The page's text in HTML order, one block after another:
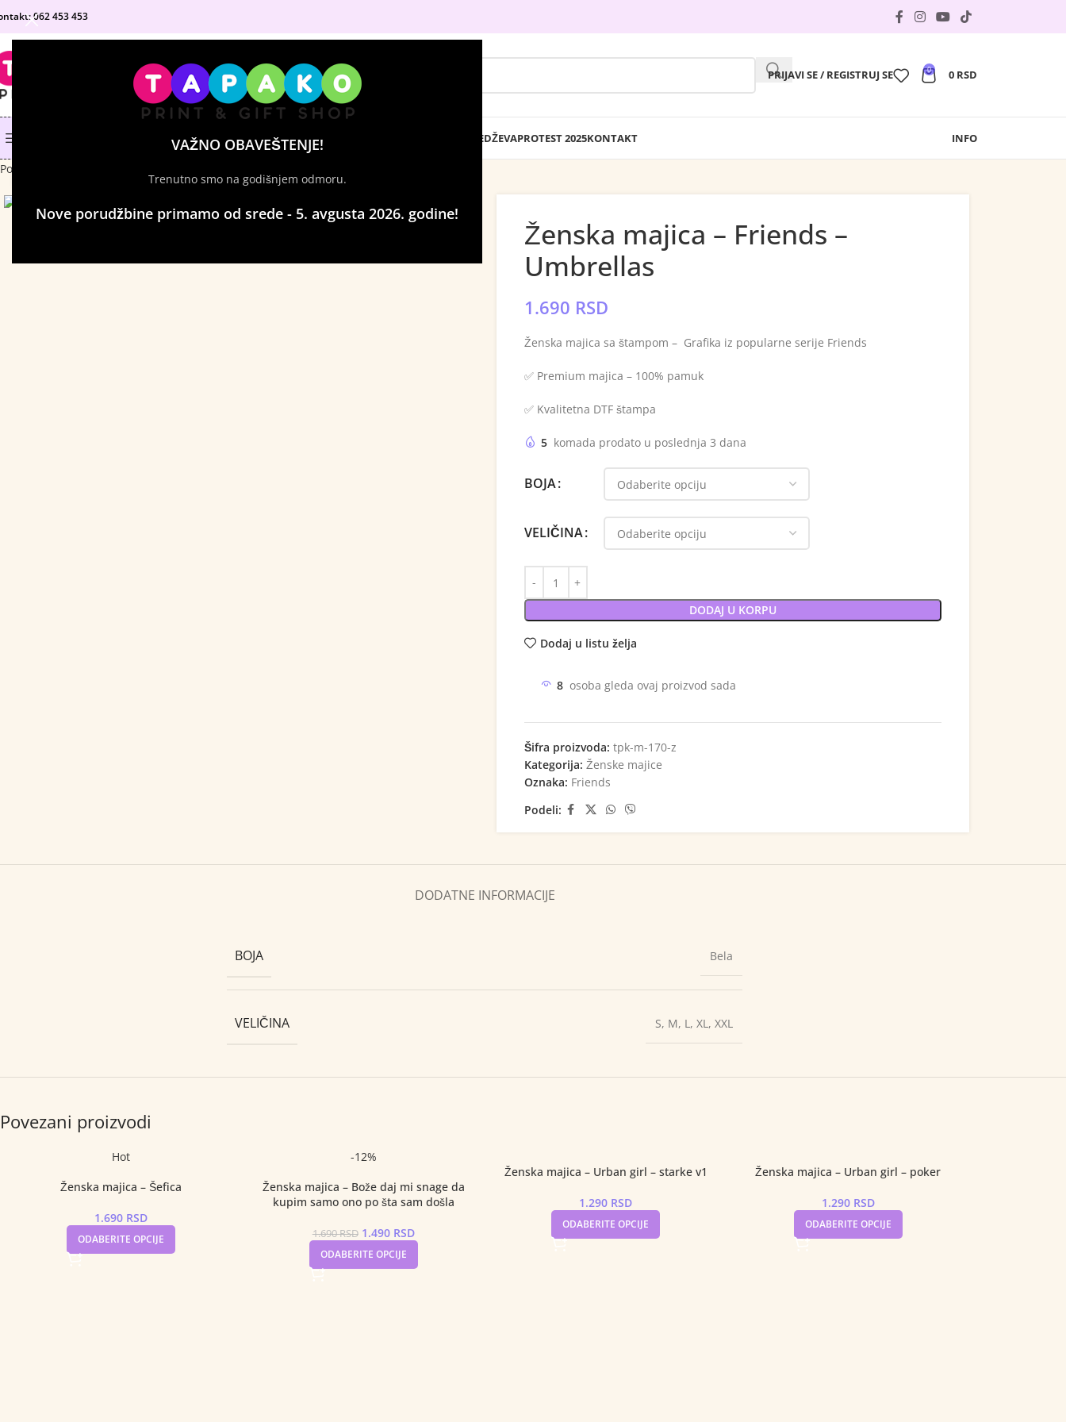
VAŽNO OBAVEŠTENJE!
Trenutno smo na godišnjem odmoru.
Nove porudžbine primamo od srede - 5. avgusta 2026. godine!
062 453 453
IZABERI KATEGORIJU
PRIJAVI SE / REGISTRUJ SE 0 0 RSD
SHOPMATURANTSKE MAJICE IZRADA BEDŽEVAPROTEST 2025KONTAKT INFO
Početna
Ženska majica – Friends –
Umbrellas
1.690 RSD
Ženska majica sa štampom – Grafika iz popularne serije Friends
✅ Premium majica – 100% pamuk
✅ Kvalitetna DTF štampa
5 komada prodato u poslednja 3 dana
BOJA
VELIČINA
DODAJ U KORPU
Dodaj u listu želja
8 osoba gleda ovaj proizvod sada
Šifra proizvoda: tpk-m-170-z
Kategorija: Ženske majice
Oznaka: Friends
Podeli:
DODATNE INFORMACIJE
BOJA Bela
VELIČINA S, M, L, XL, XXL
Povezani proizvodi
Hot
Ženska majica – Šefica
1.690 RSD
ODABERITE OPCIJE
-12%
Ženska majica – Bože daj mi snage da
kupim samo ono po šta sam došla
1.690RSD 1.490 RSD
ODABERITE OPCIJE
Ženska majica – Urban girl – starke v1
1.290 RSD
ODABERITE OPCIJE
Ženska majica – Urban girl – poker
1.290 RSD
ODABERITE OPCIJE